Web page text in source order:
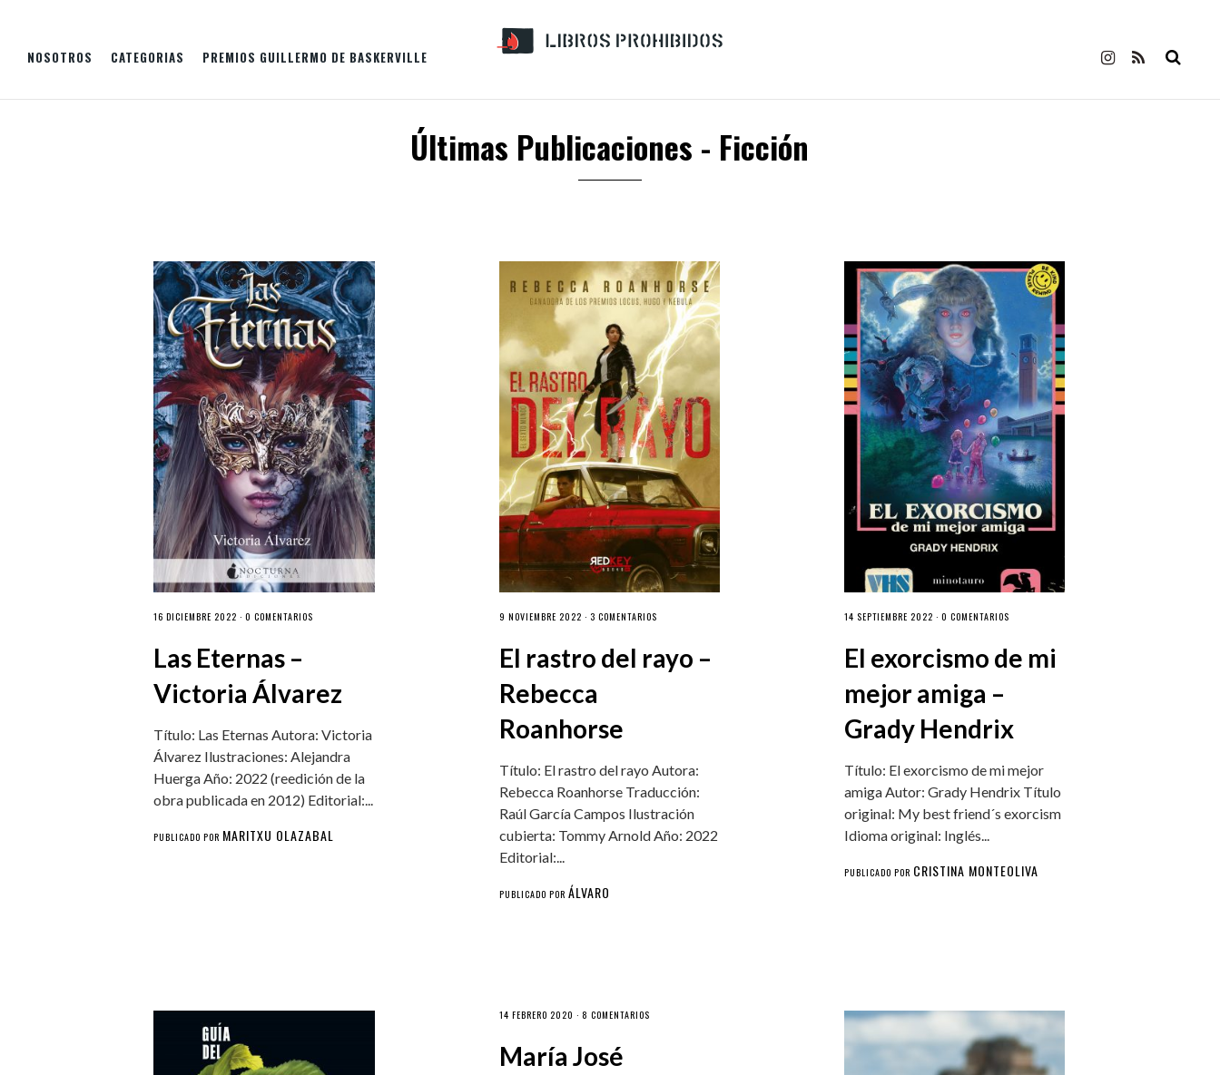
NOSOTROS CATEGORIAS PREMIOS GUILLERMO DE BASKERVILLE
Últimas Publicaciones - Ficción
16 DICIEMBRE 2022 ·0 COMENTARIOS
Las Eternas –
Victoria Álvarez
Título: Las Eternas Autora: Victoria
Álvarez Ilustraciones: Alejandra
Huerga Año: 2022 (reedición de la
obra publicada en 2012) Editorial:...
PUBLICADO POR MARITXU OLAZABAL
9 NOVIEMBRE 2022 · 3 COMENTARIOS
El rastro del rayo –
Rebecca
Roanhorse
Título: El rastro del rayo Autora:
Rebecca Roanhorse Traducción:
Raúl García Campos Ilustración
cubierta: Tommy Arnold Año: 2022
Editorial:...
PUBLICADO POR ÁLVARO
14 SEPTIEMBRE 2022 ·0 COMENTARIOS
El exorcismo de mi
mejor amiga –
Grady Hendrix
Título: El exorcismo de mi mejor
amiga Autor: Grady Hendrix Título
original: My best friend´s exorcism
Idioma original: Inglés...
PUBLICADO POR CRISTINA MONTEOLIVA
14 FEBRERO 2020 · 8 COMENTARIOS
María José